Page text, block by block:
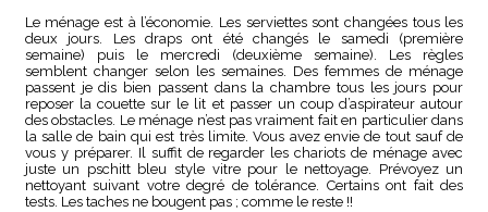
Le ménage est à l’économie. Les serviettes sont changées tous les
deux jours. Les draps ont été changés le samedi (première
semaine) puis le mercredi (deuxième semaine). Les règles
semblent changer selon les semaines. Des femmes de ménage
passent je dis bien passent dans la chambre tous les jours pour
reposer la couette sur le lit et passer un coup d’aspirateur autour
des obstacles. Le ménage n’est pas vraiment fait en particulier dans
la salle de bain qui est très limite. Vous avez envie de tout sauf de
vous y préparer. Il suffit de regarder les chariots de ménage avec
juste un pschitt bleu style vitre pour le nettoyage. Prévoyez un
nettoyant suivant votre degré de tolérance. Certains ont fait des
tests. Les taches ne bougent pas ; comme le reste !!